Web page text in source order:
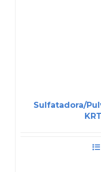
Sulfatadora/